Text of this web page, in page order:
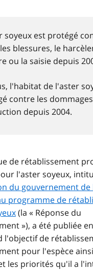
soyeux est protégé
blessures, le
ou la saisie depuis
l'habitat de l'aster
contre les
depuis 2004.
de rétablissement
l'aster soyeux,
du gouvernement
programme de
(la « Réponse du
»), a été publiée
l'objectif de
pour l'espèce
les priorités qu'il a